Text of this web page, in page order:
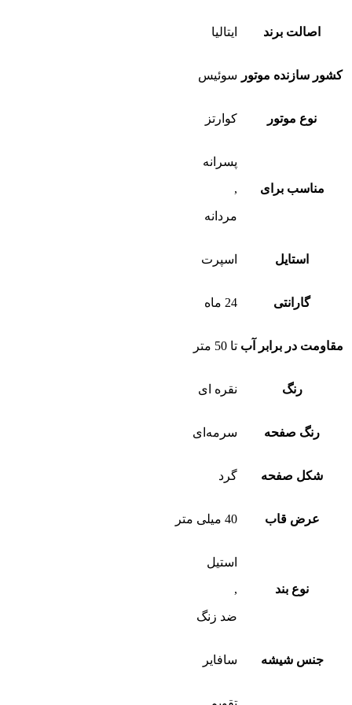
اصالت برند ایتالیا
کشور سازنده موتور سوئیس
نوع موتور کوارتز
مناسب برای
پسرانه
,
مردانه
استایل اسپرت
گارانتی 24 ماه
مقاومت در برابر آب تا 50 متر
رنگ نقره ای
رنگ صفحه سرمه‌ای
شکل صفحه گرد
عرض قاب 40 میلی متر
نوع بند
استیل
,
ضد زنگ
جنس شیشه سافایر